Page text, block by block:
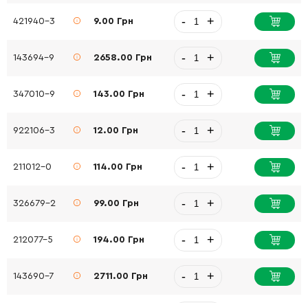
421940-3 9.00 Грн - +
143694-9 2658.00 Грн - +
347010-9 143.00 Грн - +
922106-3 12.00 Грн - +
211012-0 114.00 Грн - +
326679-2 99.00 Грн - +
212077-5 194.00 Грн - +
143690-7 2711.00 Грн - +